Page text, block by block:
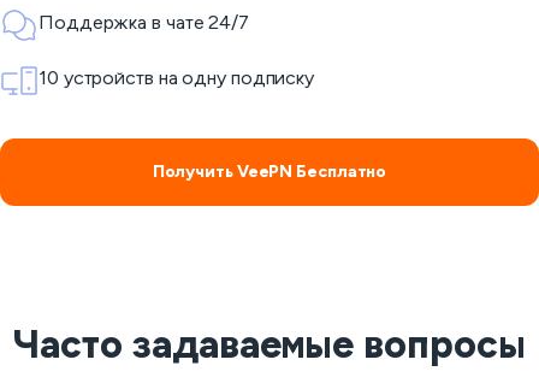
Поддержка в чате 24/7
10 устройств на одну подписку
Получить VeePN Бесплатно
Часто задаваемые вопросы